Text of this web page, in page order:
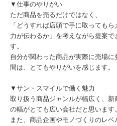
▼仕事のやりがい
ただ商品を売るだけではなく、
「どうすれば店頭で手に取っても
力が伝わるか」を考えながら提案
す。
自分が関わった商品が実際に売場
間は、とてもやりがいを感じます。
▼サン・スマイルで働く魅力
取り扱う商品ジャンルが幅広く、
の幅がとても広い会社だと思います。
また、商品企画やモノづくりのレ